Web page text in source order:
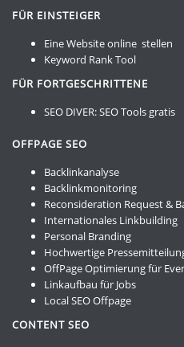
FÜR EINSTEIGER
Eine Website online stellen
Keyword Rank Tool
FÜR FORTGESCHRITTENE
SEO DIVER:SEO Tools gratis
OFFPAGE SEO
Backlinkanalyse
Backlinkmonitoring
Reconsideration Request &
Internationales Linkbuilding
Personal Branding
Hochwertige
OffPage Optimierung für
Linkaufbau für Jobs
Local SEO Offpage
CONTENT SEO